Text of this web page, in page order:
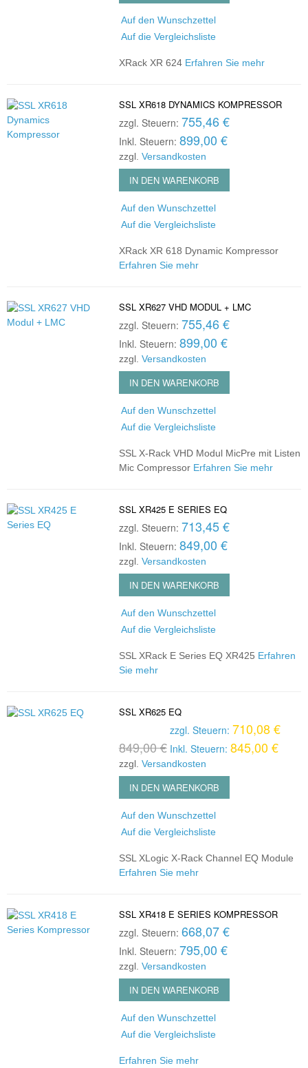
Auf den Wunschzettel
Auf die Vergleichsliste
XRack XR 624 Erfahren Sie mehr
SSL XR618 DYNAMICS KOMPRESSOR
zzgl. Steuern: 755,46 €
Inkl. Steuern: 899,00 €
zzgl. Versandkosten
IN DEN WARENKORB
Auf den Wunschzettel
Auf die Vergleichsliste
XRack XR 618 Dynamic Kompressor
Erfahren Sie mehr
SSL XR627 VHD MODUL + LMC
zzgl. Steuern: 755,46 €
Inkl. Steuern: 899,00 €
zzgl. Versandkosten
IN DEN WARENKORB
Auf den Wunschzettel
Auf die Vergleichsliste
SSL X-Rack VHD Modul MicPre mit Listen
Mic Compressor Erfahren Sie mehr
SSL XR425 E SERIES EQ
zzgl. Steuern: 713,45 €
Inkl. Steuern: 849,00 €
zzgl. Versandkosten
IN DEN WARENKORB
Auf den Wunschzettel
Auf die Vergleichsliste
SSL XRack E Series EQ XR425 Erfahren
Sie mehr
SSL XR625 EQ
849,00 €
zzgl. Steuern: 710,08 €
Inkl. Steuern: 845,00 €
zzgl. Versandkosten
IN DEN WARENKORB
Auf den Wunschzettel
Auf die Vergleichsliste
SSL XLogic X-Rack Channel EQ Module
Erfahren Sie mehr
SSL XR418 E SERIES KOMPRESSOR
zzgl. Steuern: 668,07 €
Inkl. Steuern: 795,00 €
zzgl. Versandkosten
IN DEN WARENKORB
Auf den Wunschzettel
Auf die Vergleichsliste
Erfahren Sie mehr